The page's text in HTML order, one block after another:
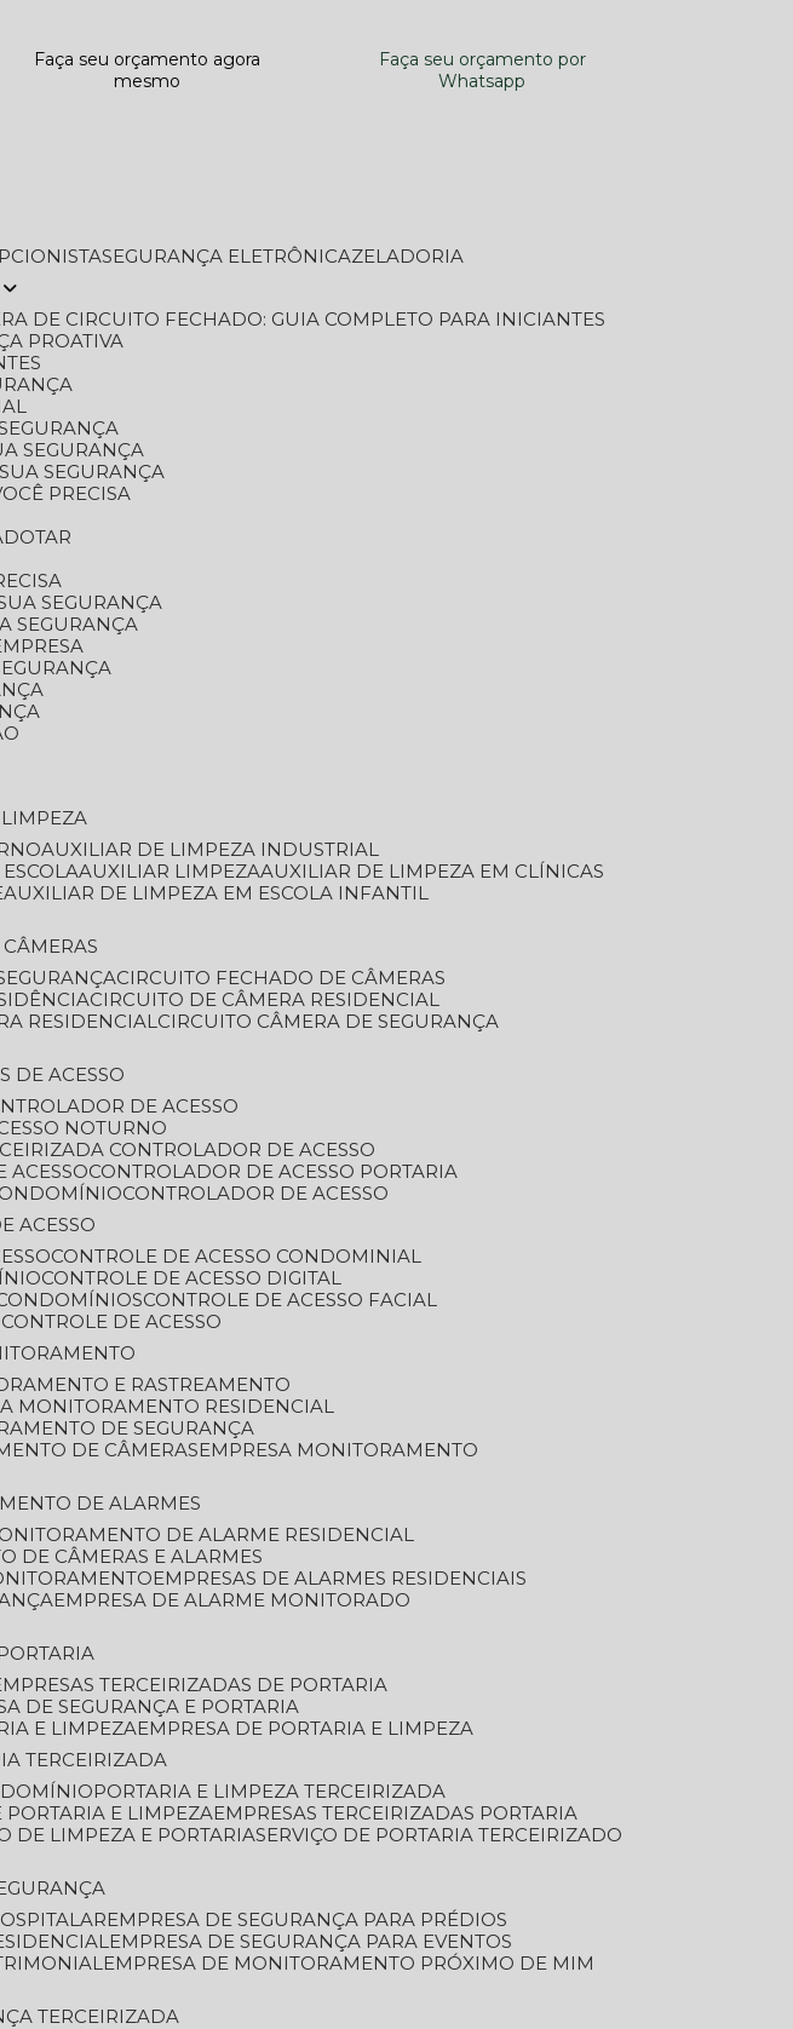
Faça seu orçamento agora
mesmo
Faça seu orçamento por
Whatsapp
SEGURANÇA ELETRÔNICA
ZELADORIA
DE CIRCUITO FECHADO: GUIA COMPLETO PARA INICIANTES
PROATIVA
SEGURANÇA
SEGURANÇA
PRECISA
SEGURANÇA
SEGURANÇA
LIMPEZA
AUXILIAR DE LIMPEZA INDUSTRIAL
AUXILIAR LIMPEZA
AUXILIAR DE LIMPEZA EM CLÍNICAS
AUXILIAR DE LIMPEZA EM ESCOLA INFANTIL
CÂMERAS
CIRCUITO FECHADO DE CÂMERAS
CIRCUITO DE CÂMERA RESIDENCIAL
RESIDENCIAL
CIRCUITO CÂMERA DE SEGURANÇA
DE ACESSO
DE ACESSO
NOTURNO
CONTROLADOR DE ACESSO
ACESSO
CONTROLADOR DE ACESSO PORTARIA
CONTROLADOR DE ACESSO
ACESSO
CONTROLE DE ACESSO CONDOMINIAL
CONTROLE DE ACESSO DIGITAL
CONTROLE DE ACESSO FACIAL
CONTROLE DE ACESSO
E RASTREAMENTO
MONITORAMENTO RESIDENCIAL
DE SEGURANÇA
DE CÂMERAS
EMPRESA MONITORAMENTO
DE ALARMES
DE ALARME RESIDENCIAL
DE CÂMERAS E ALARMES
EMPRESAS DE ALARMES RESIDENCIAIS
EMPRESA DE ALARME MONITORADO
EMPRESAS TERCEIRIZADAS DE PORTARIA
DE SEGURANÇA E PORTARIA
E LIMPEZA
EMPRESA DE PORTARIA E LIMPEZA
TERCEIRIZADA
PORTARIA E LIMPEZA TERCEIRIZADA
PORTARIA E LIMPEZA
EMPRESAS TERCEIRIZADAS PORTARIA
DE LIMPEZA E PORTARIA SERVIÇO DE PORTARIA TERCEIRIZADO
EMPRESA DE SEGURANÇA PARA PRÉDIOS
EMPRESA DE SEGURANÇA PARA EVENTOS
EMPRESA DE MONITORAMENTO PRÓXIMO DE MIM
TERCEIRIZADA